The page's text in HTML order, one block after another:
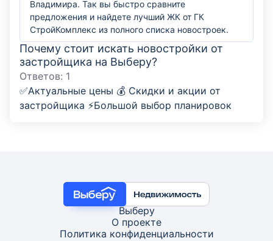
Владимира. Так вы быстро сравните
предложения и найдете лучший ЖК от ГК
СтройКомплекс из полного списка новостроек.
Почему стоит искать новостройки от
застройщика на Выберу?
Ответов: 1
✅Актуальные цены 💰 Скидки и акции от
застройщика ⚡Большой выбор планировок
Выберу
О проекте
Политика конфиденциальности